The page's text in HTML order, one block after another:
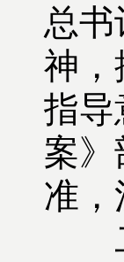
总书
神，
指导
案》
准，
二